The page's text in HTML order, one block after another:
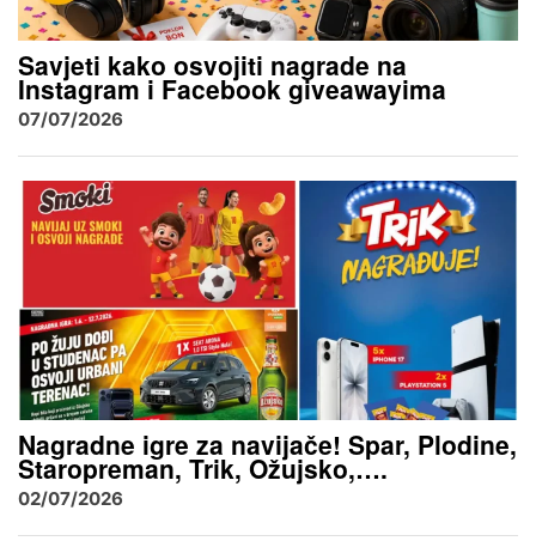
Savjeti kako osvojiti nagrade na
Instagram i Facebook giveawayima
07/07/2026
Nagradne igre za navijače! Spar, Plodine,
Staropreman, Trik, Ožujsko,….
02/07/2026